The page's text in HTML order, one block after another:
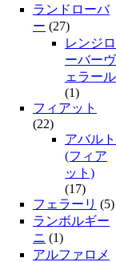
ランドローバ
ー (27)
レンジロ
ーバーヴ
ェラール
(1)
フィアット
(22)
アバルト
(フィア
ット)
(17)
フェラーリ (5)
ランボルギー
ニ (1)
アルファロメ